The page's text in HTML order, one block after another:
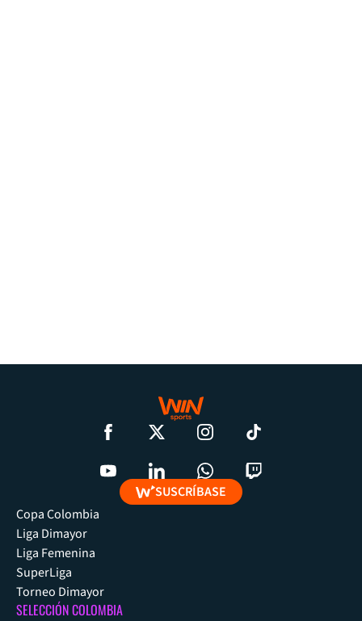
SUSCRÍBASE
Copa Colombia
Liga Dimayor
Liga Femenina
SuperLiga
Torneo Dimayor
SELECCIÓN COLOMBIA